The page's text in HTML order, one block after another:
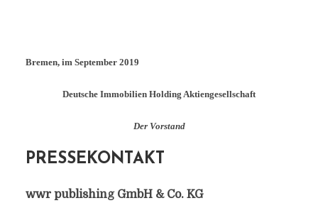
Bremen, im September 2019
Deutsche Immobilien Holding Aktiengesellschaft
Der Vorstand
PRESSEKONTAKT
wwr publishing GmbH & Co. KG